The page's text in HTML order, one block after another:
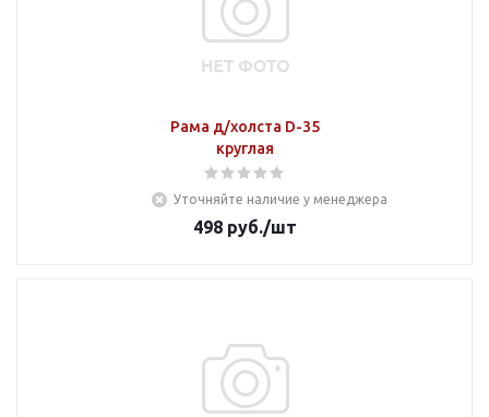
Рама д/холста D-35
круглая
Уточняйте наличие у менеджера
498 руб./шт